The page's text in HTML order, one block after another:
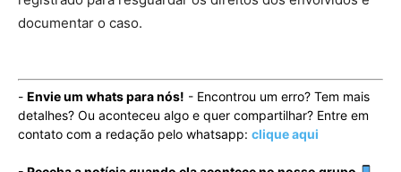
documentar o caso.
- Envie um whats para nós! - Encontrou um erro? Tem mais
detalhes? Ou aconteceu algo e quer compartilhar? Entre em
contato com a redação pelo whatsapp: clique aqui